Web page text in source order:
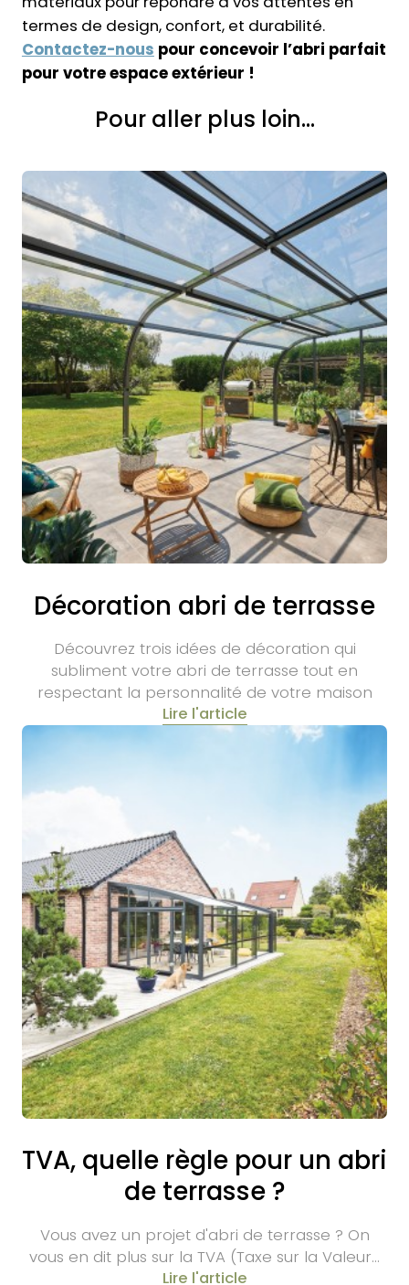
termes de design, confort, et durabilité.
Contactez-nous pour concevoir l’abri parfait
pour votre espace extérieur !
Pour aller plus loin...
Décoration abri de terrasse
Découvrez trois idées de décoration qui
subliment votre abri de terrasse tout en
respectant la personnalité de votre maison
Lire l'article
TVA, quelle règle pour un abri
de terrasse ?
Vous avez un projet d'abri de terrasse ? On
vous en dit plus sur la TVA (Taxe sur la Valeur…
Lire l'article